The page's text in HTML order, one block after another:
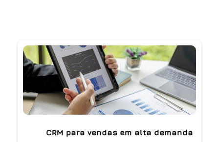
CRM para vendas em alta demanda